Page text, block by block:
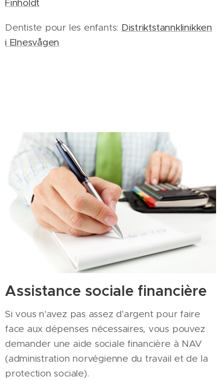
Finholdt
Dentiste pour les enfants: Distriktstannklinikken
i Elnesvågen
Assistance sociale financière
Si vous n'avez pas assez d'argent pour faire
face aux dépenses nécessaires, vous pouvez
demander une aide sociale financière à NAV
(administration norvégienne du travail et de la
protection sociale).